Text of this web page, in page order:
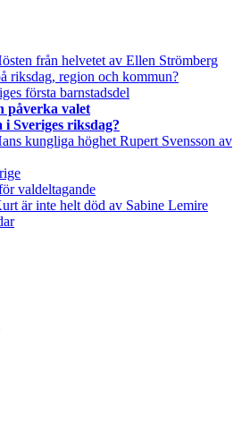
från helvetet av Ellen Strömberg
riksdag, region och kommun?
första barnstadsdel
påverka valet
Sveriges riksdag?
kungliga höghet Rupert Svensson av
valdeltagande
är inte helt död av Sabine Lemire